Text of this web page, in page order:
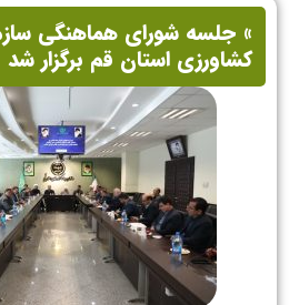
» جلسه شورای هماهنگی
کشاورزی استان قم برگزار شد